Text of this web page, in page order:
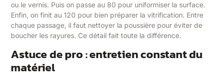
ou le vernis. Puis on passe au 80 pour uniformiser la surface.
Enfin, on finit au 120 pour bien préparer la vitrification. Entre
chaque passage, il faut nettoyer la poussière pour éviter de
boucher les rayures. Ce détail fait toute la différence.
Astuce de pro : entretien constant du
matériel